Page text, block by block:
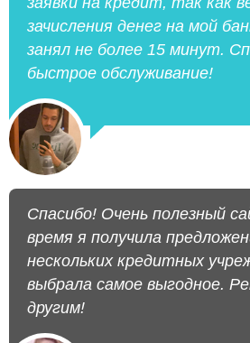
зачисления денег на мой
занял не более 15 минут.
быстрое обслуживание!
Спасибо! Очень полезный
время я получила
нескольких кредитных
выбрала самое выгодное.
другим!